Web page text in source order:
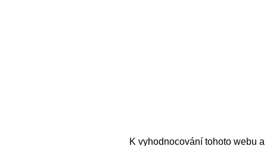
K vyhodnocování tohoto webu